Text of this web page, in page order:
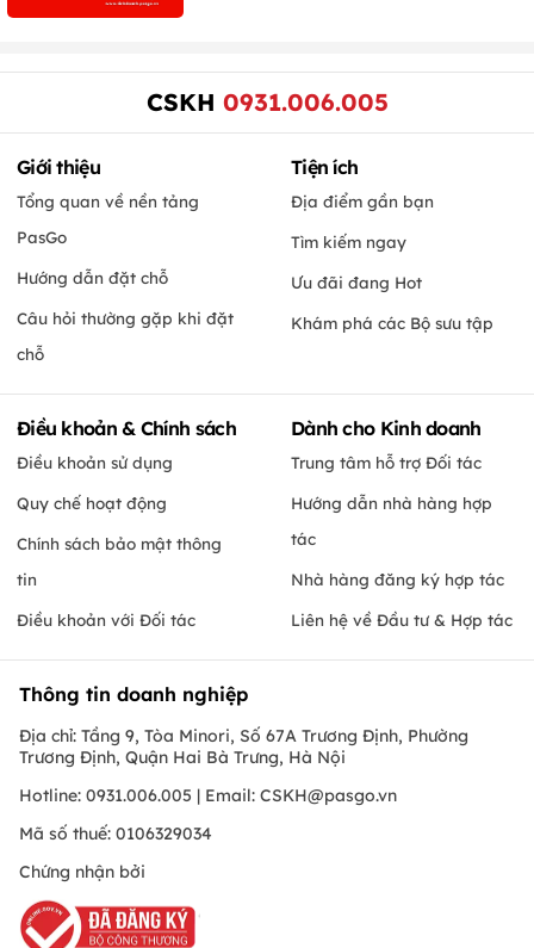
CSKH 0931.006.005
Giới thiệu
Tổng quan về nền tảng
PasGo
Hướng dẫn đặt chỗ
Câu hỏi thường gặp khi đặt
chỗ
Tiện ích
Địa điểm gần bạn
Tìm kiếm ngay
Ưu đãi đang Hot
Khám phá các Bộ sưu tập
Điều khoản & Chính sách
Điều khoản sử dụng
Quy chế hoạt động
Chính sách bảo mật thông
tin
Điều khoản với Đối tác
Dành cho Kinh doanh
Trung tâm hỗ trợ Đối tác
Hướng dẫn nhà hàng hợp
tác
Nhà hàng đăng ký hợp tác
Liên hệ về Đầu tư & Hợp tác
Thông tin doanh nghiệp
Địa chỉ: Tầng 9, Tòa Minori, Số 67A Trương Định, Phường
Trương Định, Quận Hai Bà Trưng, Hà Nội
Hotline: 0931.006.005 | Email: CSKH@pasgo.vn
Mã số thuế: 0106329034
Chứng nhận bởi